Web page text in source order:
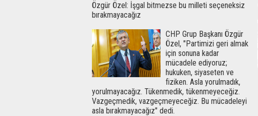
Özgür Özel: İşgal bitmezse bu milleti seçeneksiz
bırakmayacağız
CHP Grup Başkanı Özgür
Özel, "Partimizi geri almak
için sonuna kadar
mücadele ediyoruz;
hukuken, siyaseten ve
fiziken. Asla yorulmadık,
yorulmayacağız. Tükenmedik, tükenmeyeceğiz.
Vazgeçmedik, vazgeçmeyeceğiz. Bu mücadeleyi
asla bırakmayacağız" dedi.